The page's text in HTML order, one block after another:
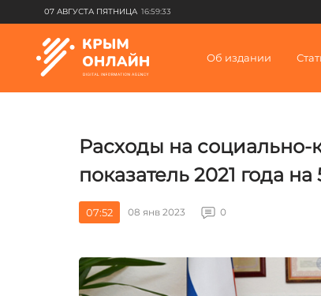
07 АВГУСТА ПЯТНИЦА 16:59:33
Об издании
Расходы на социально-
показатель 2021 года
07:52 08 янв 2023 0